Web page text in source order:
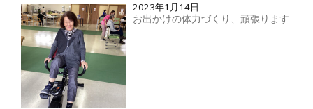
2023年1月14日
お出かけの体力づくり、頑張ります